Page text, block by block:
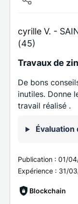
cyrille V. -
(45)
Travaux de
De bons
inutiles. Donne
travail réalisé .
Évaluation
Publication : 01/
Expérience : 31/
Blockchain